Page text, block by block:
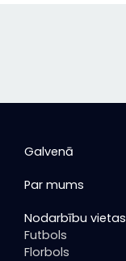
Galvenā
Par mums
Nodarbību vietas
Futbols
Florbols